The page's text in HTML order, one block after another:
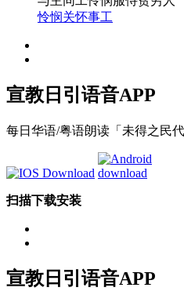
怜悯关怀事工
宣教日引 语音APP
每日华语/粤语朗读「未得之民
扫描下载安装
宣教日引 语音APP